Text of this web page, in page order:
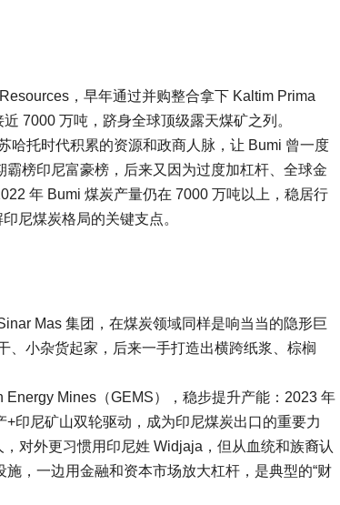
，早年通过并购整合拿下 Kaltim Prima
7000 万吨，跻身全球顶级露天煤矿之列。
哈托时代积累的资源和政商人脉，让 Bumi 曾一度
榜印尼富豪榜，后来又因为过度加杠杆、全球金
年 Bumi 煤炭产量仍在 7000 万吨以上，稳居行
尼煤炭格局的关键支点。
Mas 集团，在煤炭领域同样是响当当的隐形巨
、小杂货起家，后来一手打造出横跨纸浆、棕榈
Mines（GEMS），稳步提升产能：2023 年
印尼矿山双轮驱动，成为印尼煤炭出口的重要力
对外更习惯用印尼姓 Widjaja，但从血统和族裔认
，一边用金融和资本市场放大杠杆，是典型的“财